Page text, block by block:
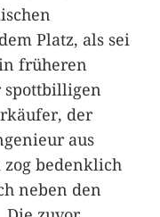
Platz, als sei
früheren
spottbilligen
der
aus
zog bedenklich
neben den